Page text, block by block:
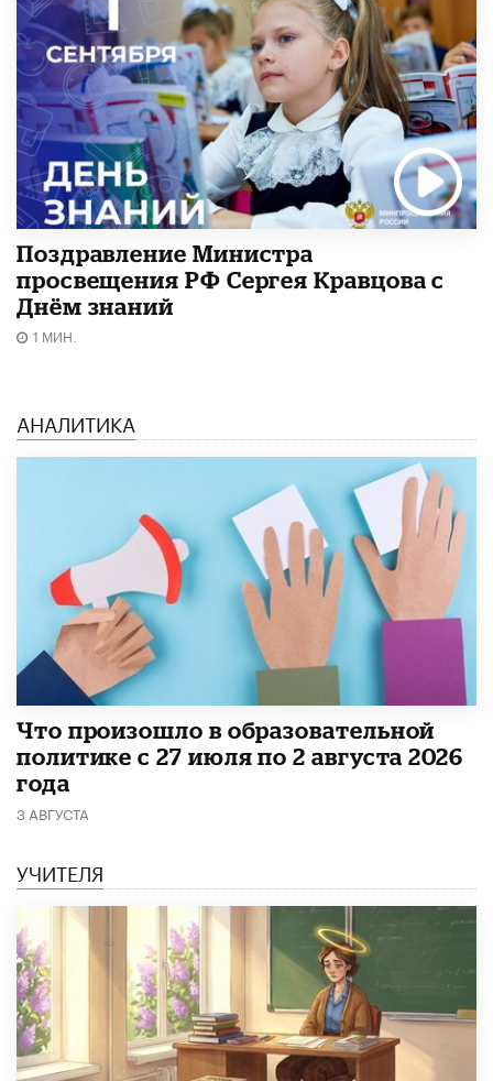
Поздравление Министра
просвещения РФ Сергея Кравцова с
Днём знаний
1 МИН.
АНАЛИТИКА
​Что произошло в образовательной
политике с 27 июля по 2 августа 2026
года
3 АВГУСТА
УЧИТЕЛЯ